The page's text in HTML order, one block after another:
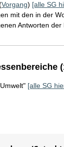
Vorgang) [alle SG
mit den in der
Antworten der
[alle SG